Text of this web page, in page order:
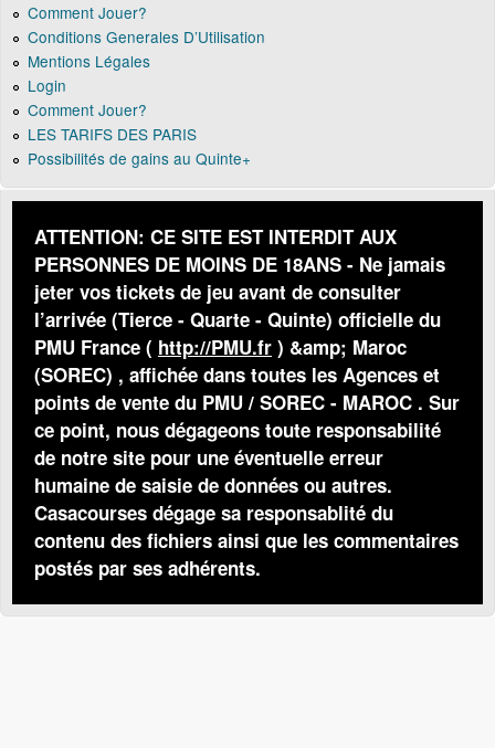
Comment Jouer?
Conditions Generales D’Utilisation
Mentions Légales
Login
Comment Jouer?
LES TARIFS DES PARIS
Possibilités de gains au Quinte+
ATTENTION: CE SITE EST INTERDIT AUX
PERSONNES DE MOINS DE 18ANS - Ne jamais
jeter vos tickets de jeu avant de consulter
l’arrivée (Tierce - Quarte - Quinte) officielle du
PMU France ( http://PMU.fr ) &amp; Maroc
(SOREC) , affichée dans toutes les Agences et
points de vente du PMU / SOREC - MAROC . Sur
ce point, nous dégageons toute responsabilité
de notre site pour une éventuelle erreur
humaine de saisie de données ou autres.
Casacourses dégage sa responsablité du
contenu des fichiers ainsi que les commentaires
postés par ses adhérents.